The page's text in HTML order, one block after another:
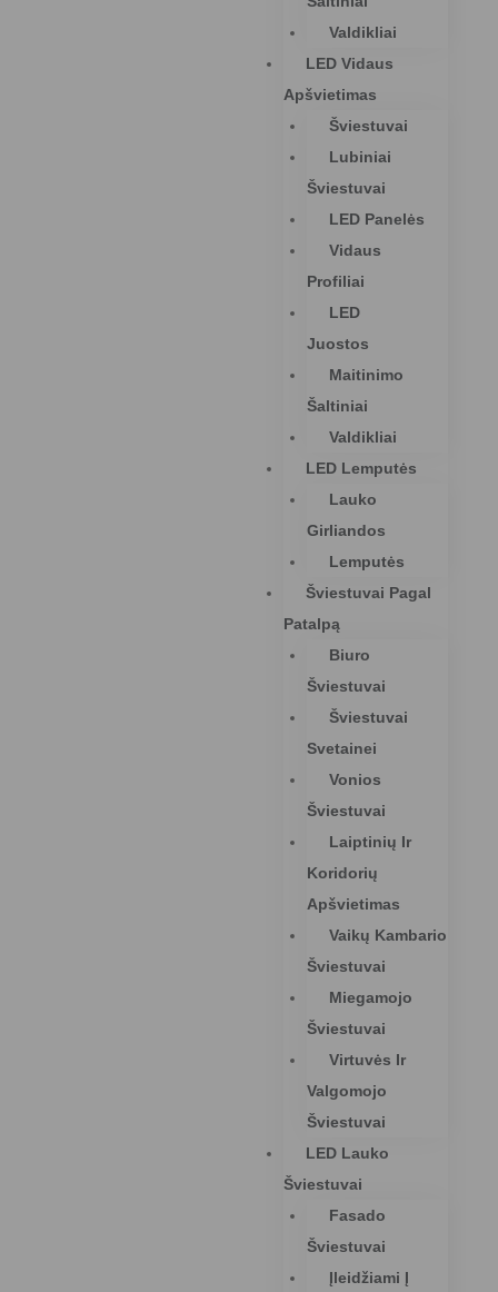
Valdikliai
LED Vidaus
Apšvietimas
Šviestuvai
Lubiniai
Šviestuvai
LED Panelės
Vidaus
Profiliai
LED
Juostos
Maitinimo
Šaltiniai
Valdikliai
LED Lemputės
Lauko
Girliandos
Lemputės
Šviestuvai Pagal
Patalpą
Biuro
Šviestuvai
Šviestuvai
Svetainei
Vonios
Šviestuvai
Laiptinių Ir
Koridorių
Apšvietimas
Vaikų Kambario
Šviestuvai
Miegamojo
Šviestuvai
Virtuvės Ir
Valgomojo
Šviestuvai
LED Lauko
Šviestuvai
Fasado
Šviestuvai
Įleidžiami Į